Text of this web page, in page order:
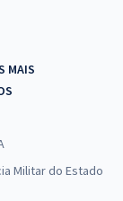
MAIS
Militar do Estado